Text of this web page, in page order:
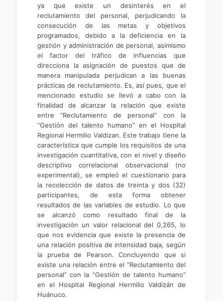
ya que existe un desinterés en el
reclutamiento del personal, perjudicando la
consecución de las metas y objetivos
programados, debido a la deficiencia en la
gestión y administración de personal, asimismo
el factor del tráfico de influencias que
direcciona la asignación de puestos que de
manera manipulada perjudican a las buenas
prácticas de reclutamiento. Es, así pues, que el
mencionado estudio se llevó a cabo con la
finalidad de alcanzar la relación que existe
entre “Reclutamiento de personal” con la
“Gestión del talento humano” en el Hospital
Regional Hermilio Valdizan. Este trabajo tiene la
característica que cumple los requisitos de una
investigación cuantitativa, con el nivel y diseño
descriptivo correlacional observacional (no
experimental), se empleó el cuestionario para
la recolección de datos de treinta y dos (32)
participantes, de esta forma obtener
resultados de las variables de estudio. Lo que
se alcanzó como resultado final de la
investigación un valor relacional del 0,265, lo
que nos evidencia que existe la presencia de
una relación positiva de intensidad baja, según
la prueba de Pearson. Concluyendo que si
existe una relación entre el “Reclutamiento del
personal” con la “Gestión de talento humano”
en el Hospital Regional Hermilio Valdizán de
Huánuco.